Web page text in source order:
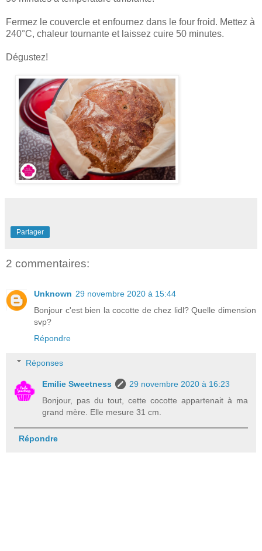
Fermez le couvercle et enfournez dans le four froid. Mettez à
240°C, chaleur tournante et laissez cuire 50 minutes.
Dégustez!
Partager
2 commentaires:
Unknown 29 novembre 2020 à 15:44
Bonjour c'est bien la cocotte de chez lidl? Quelle dimension
svp?
Répondre
Réponses
Emilie Sweetness
29 novembre 2020 à 16:23
Bonjour, pas du tout, cette cocotte appartenait à ma
grand mère. Elle mesure 31 cm.
Répondre